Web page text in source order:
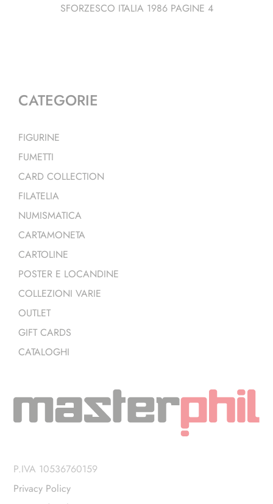
SFORZESCO ITALIA 1986 PAGINE 4
CATEGORIE
FIGURINE
FUMETTI
CARD COLLECTION
FILATELIA
NUMISMATICA
CARTAMONETA
CARTOLINE
POSTER E LOCANDINE
COLLEZIONI VARIE
OUTLET
GIFT CARDS
CATALOGHI
P.IVA 10536760159
Privacy Policy